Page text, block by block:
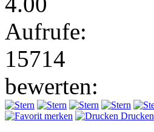
Aufrufe:
15714
bewerten:
merken Drucken